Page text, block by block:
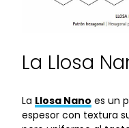
La Llosa
La Llosa Nano es un
espesor con textura